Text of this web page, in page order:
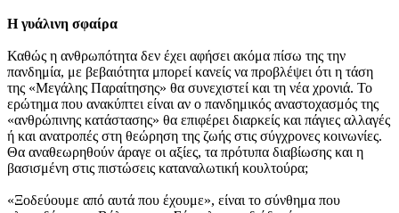
Η γυάλινη σφαίρα
Καθώς η ανθρωπότητα δεν έχει αφήσει ακόμα πίσω της την
πανδημία, με βεβαιότητα μπορεί κανείς να προβλέψει ότι η τάση
της «Μεγάλης Παραίτησης» θα συνεχιστεί και τη νέα χρονιά. Το
ερώτημα που ανακύπτει είναι αν ο πανδημικός αναστοχασμός της
«ανθρώπινης κατάστασης» θα επιφέρει διαρκείς και πάγιες αλλαγές
ή και ανατροπές στη θεώρηση της ζωής στις σύγχρονες κοινωνίες.
Θα αναθεωρηθούν άραγε οι αξίες, τα πρότυπα διαβίωσης και η
βασισμένη στις πιστώσεις καταναλωτική κουλτούρα;
«Ξοδεύουμε από αυτά που έχουμε», είναι το σύνθημα που